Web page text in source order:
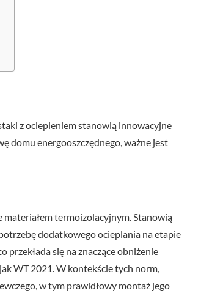
z ociepleniem stanowią innowacyjne
domu energooszczędnego, ważne jest
termoizolacyjnym. Stanowią
dodatkowego ocieplania na etapie
się na znaczące obniżenie
WT 2021. W kontekście tych norm,
w tym prawidłowy montaż jego